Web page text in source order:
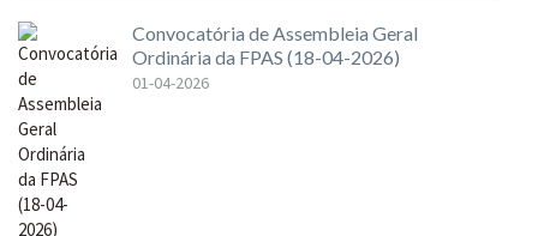
Convocatória de Assembleia Geral
Ordinária da FPAS (18-04-2026)
01-04-2026